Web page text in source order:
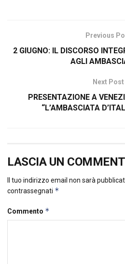
Previous
2 GIUGNO: IL DISCORSO
AGLI
Next Post
PRESENTAZIONE A
“L’AMBASCIATA
LASCIA UN
Il tuo indirizzo email non sarà
contrassegnati *
Commento *